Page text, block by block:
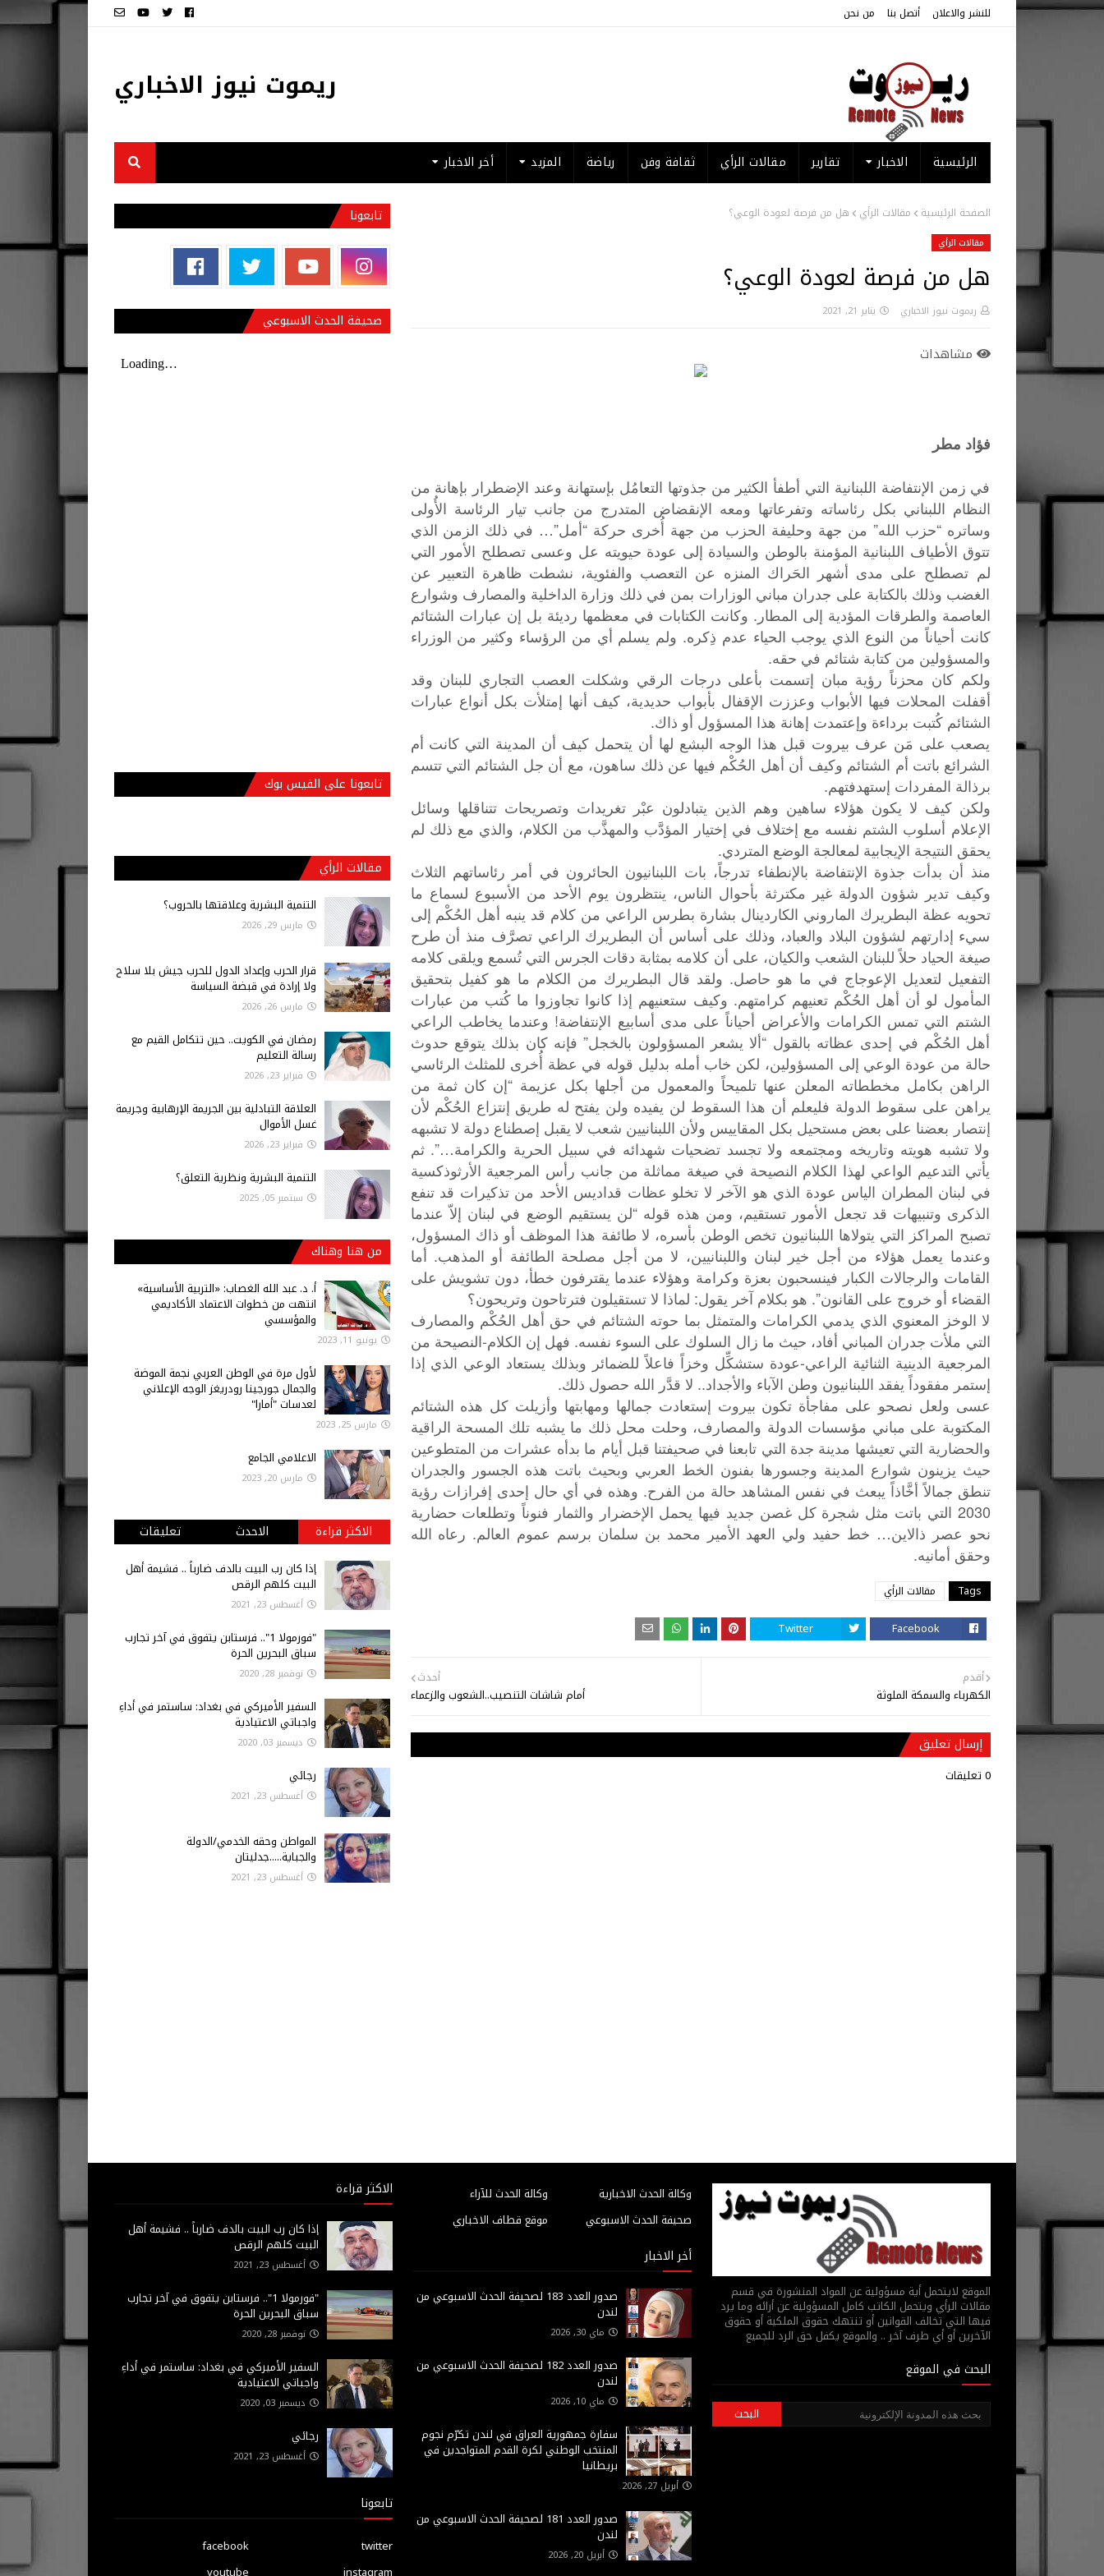
للنشر والاعلان أتصل بنا من نحن
ريموت نيوز الاخباري
الرئيسية الاخبار تقارير مقالات الرأي ثقافة وفن رياضة المزيد أخر الاخبار
الصفحة الرئيسية مقالات الرأي هل من فرصة لعودة الوعي؟
مقالات الرأي
هل من فرصة لعودة الوعي؟
ريموت نيوز الاخباري يناير 21, 2021
مشاهدات
فؤاد مطر
في زمن الإنتفاضة اللبنانية التي أطفأ الكثير من جذوتها التعامُل بإستهانة وعند الإضطرار بإهانة من
النظام اللبناني بكل رئاساته وتفرعاتها ومعه الإنقضاض المتدرج من جانب تيار الرئاسة الأُولى
وساتره “حزب الله” من جهة وحليفة الحزب من جهة أُخرى حركة “أمل”… في ذلك الزمن الذي
تتوق الأطياف اللبنانية المؤمنة بالوطن والسيادة إلى عودة حيويته عل وعسى تصطلح الأمور التي
لم تصطلح على مدى أشهر الحَراك المنزه عن التعصب والفئوية، نشطت ظاهرة التعبير عن
الغضب وذلك بالكتابة على جدران مباني الوزارات بمن في ذلك وزارة الداخلية والمصارف وشوارع
العاصمة والطرقات المؤدية إلى المطار. وكانت الكتابات في معظمها رديئة بل إن عبارات الشتائم
كانت أحياناً من النوع الذي يوجب الحياء عدم ذِكره. ولم يسلم أي من الرؤساء وكثير من الوزراء
والمسؤولين من كتابة شتائم في حقه.
ولكم كان محزناً رؤية مبان إتسمت بأعلى درجات الرقي وشكلت العصب التجاري للبنان وقد
أقفلت المحلات فيها الأبواب وعززت الإقفال بأبواب حديدية، كيف أنها إمتلأت بكل أنواع عبارات
الشتائم كُتبت برداءة وإعتمدت إهانة هذا المسؤول أو ذاك.
يصعب على مَن عرف بيروت قبل هذا الوجه البشع لها أن يتحمل كيف أن المدينة التي كانت أم
الشرائع باتت أم الشتائم وكيف أن أهل الحُكْم فيها عن ذلك ساهون، مع أن جل الشتائم التي تتسم
برذالة المفردات إستهدفتهم.
ولكن كيف لا يكون هؤلاء ساهين وهم الذين يتبادلون عبْر تغريدات وتصريحات تتناقلها وسائل
الإعلام أسلوب الشتم نفسه مع إختلاف في إختيار المؤدَّب والمهذَّب من الكلام، والذي مع ذلك لم
يحقق النتيجة الإيجابية لمعالجة الوضع المتردي.
منذ أن بدأت جذوة الإنتفاضة بالإنطفاء تدرجاً، بات اللبنانيون الحائرون في أمر رئاساتهم الثلاث
وكيف تدير شؤون الدولة غير مكترثة بأحوال الناس، ينتظرون يوم الأحد من الأسبوع لسماع ما
تحويه عظة البطريرك الماروني الكاردينال بشارة بطرس الراعي من كلام قد ينبه أهل الحُكْم إلى
سيء إدارتهم لشؤون البلاد والعباد، وذلك على أساس أن البطريرك الراعي تصرَّف منذ أن طرح
صيغة الحياد حلاً للبنان الشعب والكيان، على أن كلامه بمثابة دقات الجرس التي تُسمع ويلقى كلامه
التفعيل لتعديل الإعوجاج في ما هو حاصل. ولقد قال البطريرك من الكلام ما هو كفيل بتحقيق
المأمول لو أن أهل الحُكْم تعنيهم كرامتهم. وكيف ستعنيهم إذا كانوا تجاوزوا ما كُتب من عبارات
الشتم التي تمس الكرامات والأعراض أحياناً على مدى أسابيع الإنتفاضة! وعندما يخاطب الراعي
أهل الحُكْم في إحدى عظاته بالقول “ألا يشعر المسؤولون بالخجل” فإنه كان بذلك يتوقع حدوث
حالة من عودة الوعي إلى المسؤولين، لكن خاب أمله بدليل قوله في عظة أُخرى للمثلث الرئاسي
الراهن بكامل مخططاته المعلن عنها تلميحاً والمعمول من أجلها بكل عزيمة “إن كان ثمة من
يراهن على سقوط الدولة فليعلم أن هذا السقوط لن يفيده ولن يفتح له طريق إنتزاع الحُكْم لأن
إنتصار بعضنا على بعض مستحيل بكل المقاييس ولأن اللبنانيين شعب لا يقبل إصطناع دولة لا تشبهه
ولا تشبه هويته وتاريخه ومجتمعه ولا تجسد تضحيات شهدائه في سبيل الحرية والكرامة…”. ثم
يأتي التدعيم الواعي لهذا الكلام النصيحة في صيغة مماثلة من جانب رأس المرجعية الأرثوذكسية
في لبنان المطران الياس عودة الذي هو الآخر لا تخلو عظات قداديس الأحد من تذكيرات قد تنفع
الذكرى وتنبيهات قد تجعل الأمور تستقيم، ومن هذه قوله “لن يستقيم الوضع في لبنان إلاّ عندما
تصبح المراكز التي يتولاها اللبنانيون تخص الوطن بأسره، لا طائفة هذا الموظف أو ذاك المسؤول،
وعندما يعمل هؤلاء من أجل خير لبنان واللبنانيين، لا من أجل مصلحة الطائفة أو المذهب. أما
القامات والرجالات الكبار فينسحبون بعزة وكرامة وهؤلاء عندما يقترفون خطأ، دون تشويش على
القضاء أو خروج على القانون”. هو بكلام آخر يقول: لماذا لا تستقيلون فترتاحون وتريحون؟
لا الوخز المعنوي الذي يدمي الكرامات والمتمثل بما حوته الشتائم في حق أهل الحُكْم والمصارف
التي ملأت جدران المباني أفاد، حيث ما زال السلوك على السوء نفسه. فهل إن الكلام-النصيحة من
المرجعية الدينية الثنائية الراعي-عودة ستشكِّل وخزاً فاعلاً للضمائر وبذلك يستعاد الوعي الذي إذا
إستمر مفقوداً يفقد اللبنانيون وطن الآباء والأجداد.. لا قدَّر الله حصول ذلك.
عسى ولعل نصحو على مفاجأة تكون بيروت إستعادت جمالها ومهابتها وأزيلت كل هذه
الشتائم
المكتوبة على مباني مؤسسات الدولة والمصارف، وحلت محل ذلك ما يشبه تلك المسحة
الراقية
والحضارية
التي تعيشها مدينة جدة التي تابعنا في صحيفتنا قبل أيام ما بدأه عشرات من المتطوعين
حيث يزينون شوارع المدينة وجسورها بفنون الخط العربي وبحيث باتت هذه الجسور
والجدران
تنطق جمالاً أخَّاذاً يبعث في نفس المشاهد حالة من الفرح. وهذه في أي حال إحدى إفرازات رؤية
2030 التي باتت مثل شجرة كل غصن جديد فيها يحمل الإخضرار والثمار فنوناً وتطلعات حضارية
نحو عصر ذالاين… خط حفيد ولي العهد الأمير محمد بن سلمان برسم عموم العالم. رعاه
الله
وحقق أمانيه.
Tags مقالات الرأي
Facebook
Twitter
أحدث
أمام شاشات التنصيب..الشعوب والزعماء
أقدم
الكهرباء والسمكة الملوثة
إرسال تعليق
0 تعليقات
تابعونا
صحيفة الحدث الاسبوعي
تابعونا على الفيس بوك
مقالات الرأي
التنمية البشرية وعلاقتها بالحروب؟
مارس 29, 2026
قرار الحرب وإعداد الدول للحرب جيش بلا سلاح
ولا إرادة في قبضة السياسة
مارس 26, 2026
رمضان في الكويت.. حين تتكامل القيم مع
رسالة التعليم
فبراير 23, 2026
العلاقة التبادلية بين الجريمة الإرهابية وجريمة
غسل الأموال
فبراير 23, 2026
التنمية البشرية ونظرية التعلق؟
سبتمبر 05, 2025
من هنا وهناك
أ‌. د. عبد الله الغصاب: «التربية الأساسية»
انتهت من خطوات الاعتماد الأكاديمي
والمؤسسي
يونيو 11, 2023
لأول مرة في الوطن العربي نجمة الموضة
والجمال جورجينا رودريغز الوجه الإعلاني
لعدسات "أمارا"
مارس 25, 2023
الاعلامي الجامع
مارس 20, 2023
الاكثر قراءة الاحدث تعليقات
إذا كان رب البيت بالدف ضارباً .. فشيمة أهل
البيت كلهم الرقص
أغسطس 23, 2021
"فورمولا 1".. فرستابن يتفوق في آخر تجارب
سباق البحرين الحرة
نوفمبر 28, 2020
السفير الأميركي في بغداد: ساستمر في أداءِ
واجباتي الاعتيادية
ديسمبر 03, 2020
رجائي
أغسطس 23, 2021
المواطن وحقه الخدمي/الدولة
والجباية.....جدليتان
أغسطس 23, 2021
الموقع لايتحمل أية مسؤولية عن المواد المنشورة في قسم
مقالات الرأي ويتحمل الكاتب كامل المسؤولية عن أرائه وما يرد
فيها التي تخالف القوانين أو تنتهك حقوق الملكية أو حقوق
الآخرين أو أي طرف آخر .. والموقع يكفل حق الرد للجميع
البحث في الموقع
وكالة الحدث للآراء
وكالة الحدث الاخبارية
موقع قطاف الاخباري
صحيفة الحدث الاسبوعي
أخر الاخبار
صدور العدد 183 لصحيفة الحدث الاسبوعي من
لندن
ماي 30, 2026
صدور العدد 182 لصحيفة الحدث الاسبوعي من
لندن
ماي 10, 2026
سفارة جمهورية العراق في لندن تكرّم نجوم
المنتخب الوطني لكرة القدم المتواجدين في
بريطانيا
أبريل 27, 2026
صدور العدد 181 لصحيفة الحدث الاسبوعي من
لندن
أبريل 20, 2026
الاكثر قراءة
إذا كان رب البيت بالدف ضارباً .. فشيمة أهل
البيت كلهم الرقص
أغسطس 23, 2021
"فورمولا 1".. فرستابن يتفوق في آخر تجارب
سباق البحرين الحرة
نوفمبر 28, 2020
السفير الأميركي في بغداد: ساستمر في أداءِ
واجباتي الاعتيادية
ديسمبر 03, 2020
رجائي
أغسطس 23, 2021
تابعونا
facebook
twitter